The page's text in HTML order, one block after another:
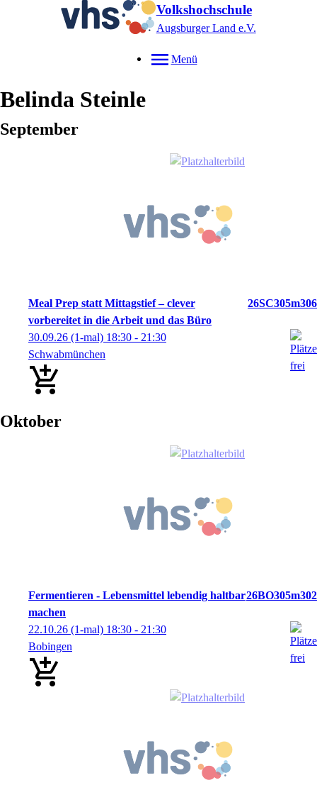
Volkshochschule
Augsburger Land e.V.
Menü
Belinda Steinle
September
Meal Prep statt Mittagstief – clever
vorbereitet in die Arbeit und das Büro
26SC305m306
30.09.26 (1-mal) 18:30 - 21:30
Schwabmünchen
Oktober
Fermentieren - Lebensmittel lebendig haltbar
machen
26BO305m302
22.10.26 (1-mal) 18:30 - 21:30
Bobingen